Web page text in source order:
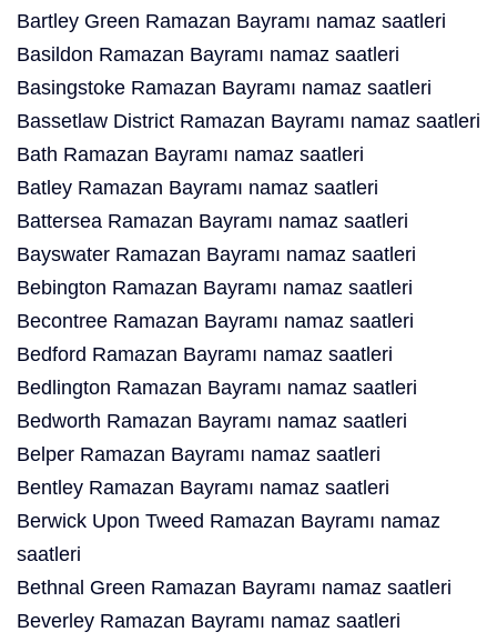
Bartley Green Ramazan Bayramı namaz saatleri
Basildon Ramazan Bayramı namaz saatleri
Basingstoke Ramazan Bayramı namaz saatleri
Bassetlaw District Ramazan Bayramı namaz saatleri
Bath Ramazan Bayramı namaz saatleri
Batley Ramazan Bayramı namaz saatleri
Battersea Ramazan Bayramı namaz saatleri
Bayswater Ramazan Bayramı namaz saatleri
Bebington Ramazan Bayramı namaz saatleri
Becontree Ramazan Bayramı namaz saatleri
Bedford Ramazan Bayramı namaz saatleri
Bedlington Ramazan Bayramı namaz saatleri
Bedworth Ramazan Bayramı namaz saatleri
Belper Ramazan Bayramı namaz saatleri
Bentley Ramazan Bayramı namaz saatleri
Berwick Upon Tweed Ramazan Bayramı namaz
saatleri
Bethnal Green Ramazan Bayramı namaz saatleri
Beverley Ramazan Bayramı namaz saatleri